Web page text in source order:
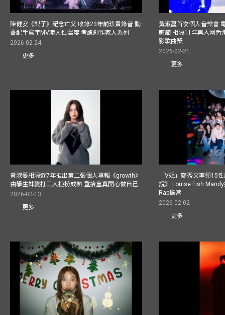
陳健安《梨子》紀念亡父 收錄23年前珍貴錄音 動
畫配手寫字MV添人性溫度 考慮創作家人系列
2026-02-24
更多
黃淑蔓首次個人音樂會
應節 相隔11年再入圍香
影歌曲獎
2026-02-21
更多
黃淑蔓相隔近7年推出第二張個人專輯《growth》
由學生妹變打工人拒扮成熟 重拾童真開心做自己
2026-02-13
更多
「V姐」鄭秀文率領15
說》 Louise Fish
Rap擔當
2026-02-02
更多